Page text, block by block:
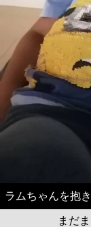
ラムちゃんを抱
まだ